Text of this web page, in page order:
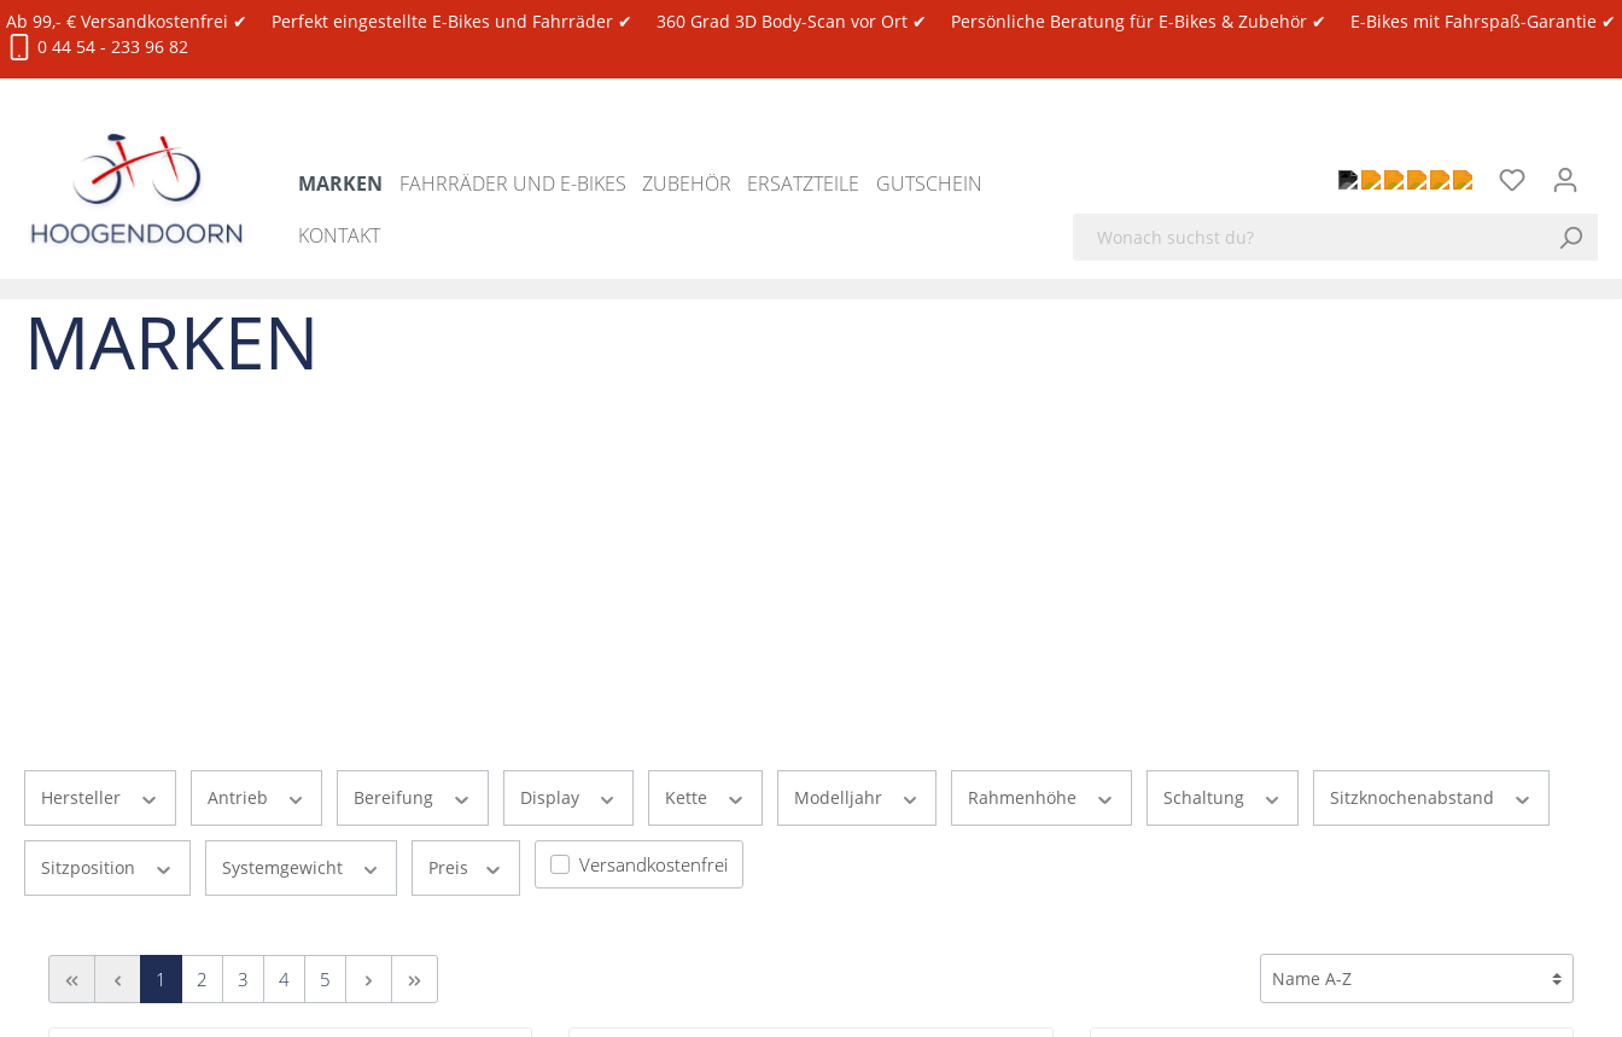
Ab 99,- € Versandkostenfrei ✔ Perfekt eingestellte E-Bikes und Fahrräder ✔ 360 Grad 3D Body-Scan vor Ort ✔ Persönliche Beratung für E-Bikes & Zubehör ✔
E-Bikes mit Fahrspaß-Garantie ✔
0 44 54 - 233 96 82
MARKEN FAHRRÄDER UND E-BIKES ZUBEHÖR ERSATZTEILE
GUTSCHEIN
KONTAKT
MARKEN
Hersteller Antrieb Bereifung Display Kette Modelljahr Rahmenhöhe Schaltung Sitzknochenabstand
Sitzposition Systemgewicht Preis Versandkostenfrei
1 2 3 4 5